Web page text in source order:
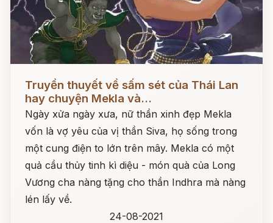
Đọc ngay
Truyền thuyết về sấm sét của Thái Lan
hay chuyện Mekla và...
Ngày xửa ngày xưa, nữ thần xinh đẹp Mekla
vốn là vợ yêu của vị thần Siva, họ sống trong
một cung điện to lớn trên mây. Mekla có một
quả cầu thủy tinh kì diệu - món quà của Long
Vương cha nàng tặng cho thần Indhra mà nàng
lén lấy về.
24-08-2021